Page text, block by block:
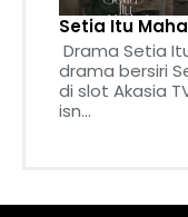
Setia Itu
Drama Setia
drama bersiri
di slot Akasia
isn...